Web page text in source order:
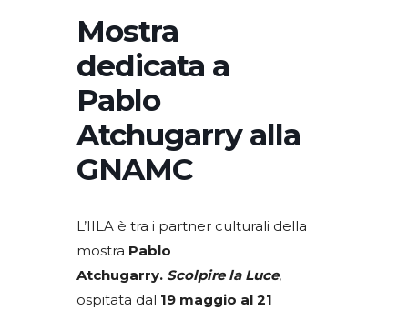
Mostra
dedicata a
Pablo
Atchugarry alla
GNAMC
L’IILA è tra i partner culturali della
mostra Pablo
Atchugarry. Scolpire la Luce,
ospitata dal 19 maggio al 21